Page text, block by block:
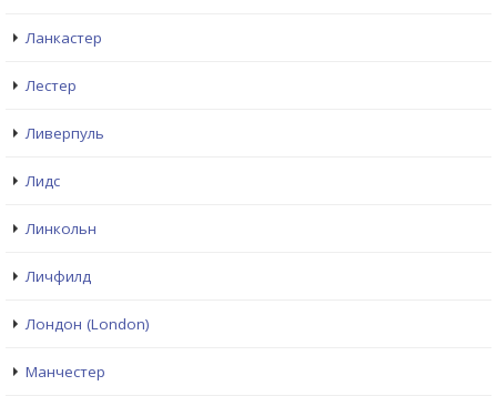
Ланкастер
Лестер
Ливерпуль
Лидс
Линкольн
Личфилд
Лондон (London)
Манчестер